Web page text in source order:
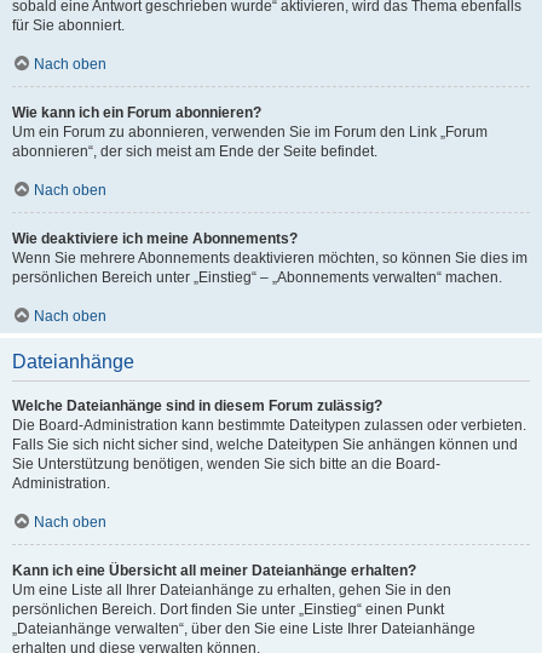
sobald eine Antwort geschrieben wurde“ aktivieren, wird das Thema ebenfalls
für Sie abonniert.
Nach oben
Wie kann ich ein Forum abonnieren?
Um ein Forum zu abonnieren, verwenden Sie im Forum den Link „Forum
abonnieren“, der sich meist am Ende der Seite befindet.
Nach oben
Wie deaktiviere ich meine Abonnements?
Wenn Sie mehrere Abonnements deaktivieren möchten, so können Sie dies im
persönlichen Bereich unter „Einstieg“ – „Abonnements verwalten“ machen.
Nach oben
Dateianhänge
Welche Dateianhänge sind in diesem Forum zulässig?
Die Board-Administration kann bestimmte Dateitypen zulassen oder verbieten.
Falls Sie sich nicht sicher sind, welche Dateitypen Sie anhängen können und
Sie Unterstützung benötigen, wenden Sie sich bitte an die Board-
Administration.
Nach oben
Kann ich eine Übersicht all meiner Dateianhänge erhalten?
Um eine Liste all Ihrer Dateianhänge zu erhalten, gehen Sie in den
persönlichen Bereich. Dort finden Sie unter „Einstieg“ einen Punkt
„Dateianhänge verwalten“, über den Sie eine Liste Ihrer Dateianhänge
erhalten und diese verwalten können.